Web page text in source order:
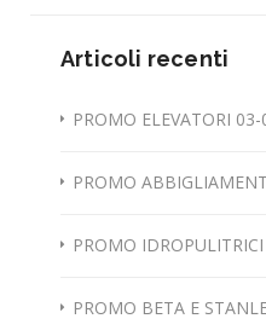
Articoli recenti
PROMO ELEVATORI
PROMO
PROMO
PROMO BETA E